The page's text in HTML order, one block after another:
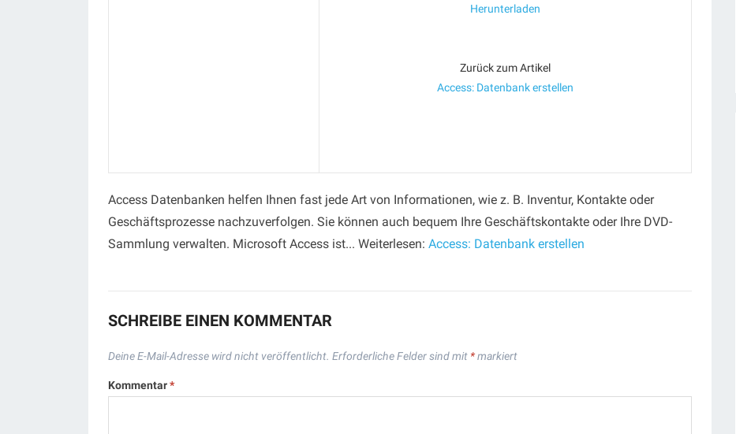
Herunterladen
Zurück zum Artikel
Access: Datenbank erstellen
Access Datenbanken helfen Ihnen fast jede Art von Informationen, wie z. B. Inventur, Kontakte oder
Geschäftsprozesse nachzuverfolgen. Sie können auch bequem Ihre Geschäftskontakte oder Ihre DVD-
Sammlung verwalten. Microsoft Access ist... Weiterlesen: Access: Datenbank erstellen
SCHREIBE EINEN KOMMENTAR
Deine E-Mail-Adresse wird nicht veröffentlicht. Erforderliche Felder sind mit *markiert
Kommentar*